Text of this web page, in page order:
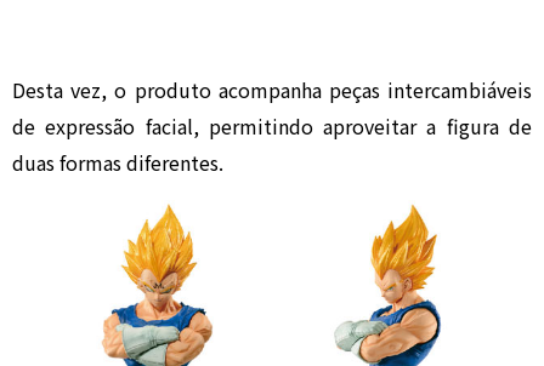
Desta vez, o produto acompanha peças intercambiáveis
de expressão facial, permitindo aproveitar a figura de
duas formas diferentes.